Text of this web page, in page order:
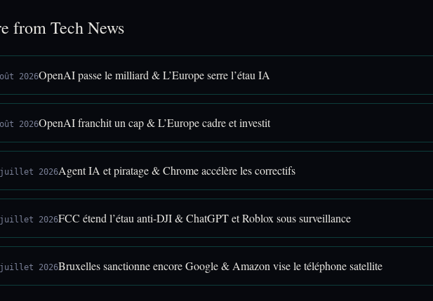
from Tech News
2026OpenAI passe le milliard & L’Europe serre l’étau IA
2026OpenAI franchit un cap & L’Europe cadre et investit
2026Agent IA et piratage & Chrome accélère les correctifs
2026FCC étend l’étau anti-DJI & ChatGPT et Roblox sous surveillance
juillet 2026Bruxelles sanctionne encore Google & Amazon vise le téléphone satellite